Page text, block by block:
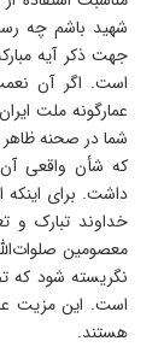
شهید باشم چه
جهت ذکر آیه
است. اگر آن
عمارگونه ملت
شما در صحنه
که شأن واقعی
داشت. برای اینکه
خداوند تبارک و
معصومین
نگریسته شود که
است. این مزیت
هستند.